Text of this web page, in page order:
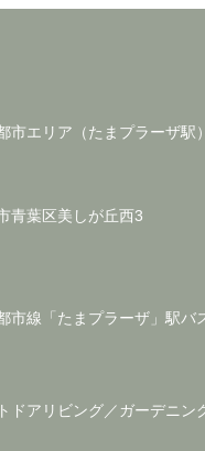
市エリア（たまプラーザ駅）
青葉区美しが丘西3
市線「たまプラーザ」駅バ
ドアリビング／ガーデニン